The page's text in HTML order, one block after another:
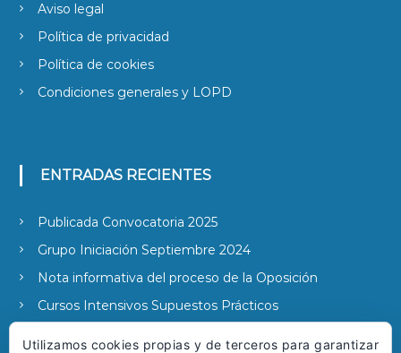
Aviso legal
Política de privacidad
Política de cookies
Condiciones generales y LOPD
ENTRADAS RECIENTES
Publicada Convocatoria 2025
Grupo Iniciación Septiembre 2024
Nota informativa del proceso de la Oposición
Cursos Intensivos Supuestos Prácticos
Utilizamos cookies propias y de terceros para garantizar